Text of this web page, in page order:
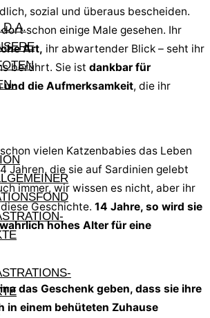
sozial und überaus bescheiden.
schon einige Male gesehen. Ihr
Art, ihr abwartender Blick – seht ihr
berührt. Sie ist dankbar für
und die Aufmerksamkeit, die ihr
vielen Katzenbabies das Leben
Jahren, die sie auf Sardinien gelebt
immer, wir wissen es nicht, aber ihr
Geschichte. 14 Jahre, so wird sie
hohes Alter für eine
das Geschenk geben, dass sie ihre
in einem behüteten Zuhause